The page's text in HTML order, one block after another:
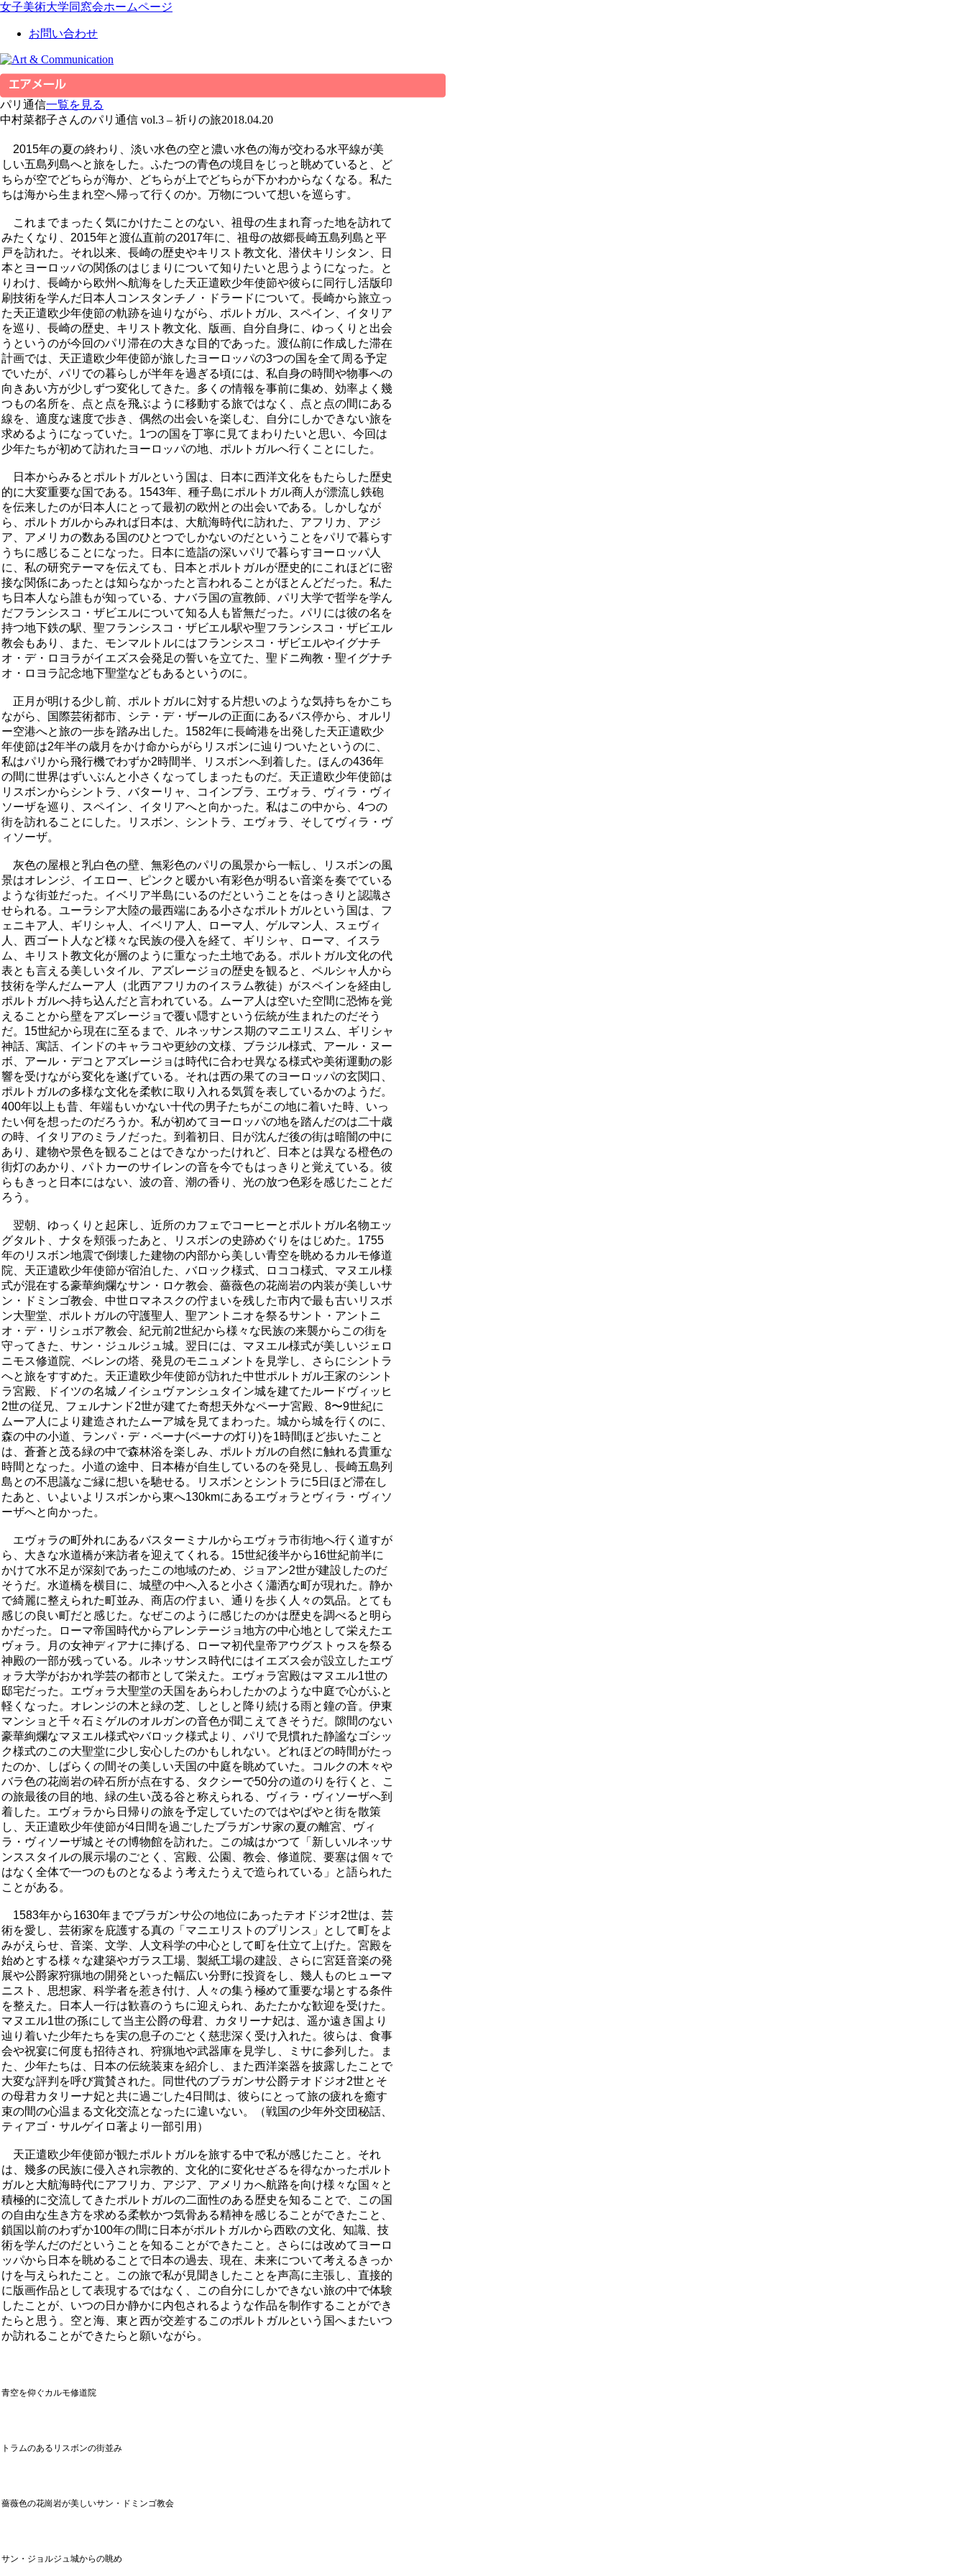
女子美術大学同窓会ホームページ
お問い合わせ
パリ通信一覧を見る
中村菜都子さんのパリ通信 vol.3 – 祈りの旅2018.04.20
2015年の夏の終わり、淡い水色の空と濃い水色の海が交わる水平線が美
しい五島列島へと旅をした。ふたつの青色の境目をじっと眺めていると、ど
ちらが空でどちらが海か、どちらが上でどちらが下かわからなくなる。私た
ちは海から生まれ空へ帰って行くのか。万物について想いを巡らす。
これまでまったく気にかけたことのない、祖母の生まれ育った地を訪れて
みたくなり、2015年と渡仏直前の2017年に、祖母の故郷長崎五島列島と平
戸を訪れた。それ以来、長崎の歴史やキリスト教文化、潜伏キリシタン、日
本とヨーロッパの関係のはじまりについて知りたいと思うようになった。と
りわけ、長崎から欧州へ航海をした天正遣欧少年使節や彼らに同行し活版印
刷技術を学んだ日本人コンスタンチノ・ドラードについて。長崎から旅立っ
た天正遣欧少年使節の軌跡を辿りながら、ポルトガル、スペイン、イタリア
を巡り、長崎の歴史、キリスト教文化、版画、自分自身に、ゆっくりと出会
うというのが今回のパリ滞在の大きな目的であった。渡仏前に作成した滞在
計画では、天正遣欧少年使節が旅したヨーロッパの3つの国を全て周る予定
でいたが、パリでの暮らしが半年を過ぎる頃には、私自身の時間や物事への
向きあい方が少しずつ変化してきた。多くの情報を事前に集め、効率よく幾
つもの名所を、点と点を飛ぶように移動する旅ではなく、点と点の間にある
線を、適度な速度で歩き、偶然の出会いを楽しむ、自分にしかできない旅を
求めるようになっていた。1つの国を丁寧に見てまわりたいと思い、今回は
少年たちが初めて訪れたヨーロッパの地、ポルトガルへ行くことにした。
日本からみるとポルトガルという国は、日本に西洋文化をもたらした歴史
的に大変重要な国である。1543年、種子島にポルトガル商人が漂流し鉄砲
を伝来したのが日本人にとって最初の欧州との出会いである。しかしなが
ら、ポルトガルからみれば日本は、大航海時代に訪れた、アフリカ、アジ
ア、アメリカの数ある国のひとつでしかないのだということをパリで暮らす
うちに感じることになった。日本に造詣の深いパリで暮らすヨーロッパ人
に、私の研究テーマを伝えても、日本とポルトガルが歴史的にこれほどに密
接な関係にあったとは知らなかったと言われることがほとんどだった。私た
ち日本人なら誰もが知っている、ナバラ国の宣教師、パリ大学で哲学を学ん
だフランシスコ・ザビエルについて知る人も皆無だった。パリには彼の名を
持つ地下鉄の駅、聖フランシスコ・ザビエル駅や聖フランシスコ・ザビエル
教会もあり、また、モンマルトルにはフランシスコ・ザビエルやイグナチ
オ・デ・ロヨラがイエズス会発足の誓いを立てた、聖ドニ殉教・聖イグナチ
オ・ロヨラ記念地下聖堂などもあるというのに。
正月が明ける少し前、ポルトガルに対する片想いのような気持ちをかこち
ながら、国際芸術都市、シテ・デ・ザールの正面にあるバス停から、オルリ
ー空港へと旅の一歩を踏み出した。1582年に長崎港を出発した天正遣欧少
年使節は2年半の歳月をかけ命からがらリスボンに辿りついたというのに、
私はパリから飛行機でわずか2時間半、リスボンへ到着した。ほんの436年
の間に世界はずいぶんと小さくなってしまったものだ。天正遣欧少年使節は
リスボンからシントラ、バターリャ、コインブラ、エヴォラ、ヴィラ・ヴィ
ソーザを巡り、スペイン、イタリアへと向かった。私はこの中から、4つの
街を訪れることにした。リスボン、シントラ、エヴォラ、そしてヴィラ・ヴ
ィソーザ。
灰色の屋根と乳白色の壁、無彩色のパリの風景から一転し、リスボンの風
景はオレンジ、イエロー、ピンクと暖かい有彩色が明るい音楽を奏でている
ような街並だった。イベリア半島にいるのだということをはっきりと認識さ
せられる。ユーラシア大陸の最西端にある小さなポルトガルという国は、フ
ェニキア人、ギリシャ人、イベリア人、ローマ人、ゲルマン人、スェヴィ
人、西ゴート人など様々な民族の侵入を経て、ギリシャ、ローマ、イスラ
ム、キリスト教文化が層のように重なった土地である。ポルトガル文化の代
表とも言える美しいタイル、アズレージョの歴史を観ると、ペルシャ人から
技術を学んだムーア人（北西アフリカのイスラム教徒）がスペインを経由し
ポルトガルへ持ち込んだと言われている。ムーア人は空いた空間に恐怖を覚
えることから壁をアズレージョで覆い隠すという伝統が生まれたのだそう
だ。15世紀から現在に至るまで、ルネッサンス期のマニエリスム、ギリシャ
神話、寓話、インドのキャラコや更紗の文様、ブラジル様式、アール・ヌー
ボ、アール・デコとアズレージョは時代に合わせ異なる様式や美術運動の影
響を受けながら変化を遂げている。それは西の果てのヨーロッパの玄関口、
ポルトガルの多様な文化を柔軟に取り入れる気質を表しているかのようだ。
400年以上も昔、年端もいかない十代の男子たちがこの地に着いた時、いっ
たい何を想ったのだろうか。私が初めてヨーロッパの地を踏んだのは二十歳
の時、イタリアのミラノだった。到着初日、日が沈んだ後の街は暗闇の中に
あり、建物や景色を観ることはできなかったけれど、日本とは異なる橙色の
街灯のあかり、パトカーのサイレンの音を今でもはっきりと覚えている。彼
らもきっと日本にはない、波の音、潮の香り、光の放つ色彩を感じたことだ
ろう。
翌朝、ゆっくりと起床し、近所のカフェでコーヒーとポルトガル名物エッ
グタルト、ナタを頬張ったあと、リスボンの史跡めぐりをはじめた。1755
年のリスボン地震で倒壊した建物の内部から美しい青空を眺めるカルモ修道
院、天正遣欧少年使節が宿泊した、バロック様式、ロココ様式、マヌエル様
式が混在する豪華絢爛なサン・ロケ教会、薔薇色の花崗岩の内装が美しいサ
ン・ドミンゴ教会、中世ロマネスクの佇まいを残した市内で最も古いリスボ
ン大聖堂、ポルトガルの守護聖人、聖アントニオを祭るサント・アントニ
オ・デ・リシュボア教会、紀元前2世紀から様々な民族の来襲からこの街を
守ってきた、サン・ジュルジュ城。翌日には、マヌエル様式が美しいジェロ
ニモス修道院、ベレンの塔、発見のモニュメントを見学し、さらにシントラ
へと旅をすすめた。天正遣欧少年使節が訪れた中世ポルトガル王家のシント
ラ宮殿、ドイツの名城ノイシュヴァンシュタイン城を建てたルードヴィッヒ
2世の従兄、フェルナンド2世が建てた奇想天外なペーナ宮殿、8〜9世紀に
ムーア人により建造されたムーア城を見てまわった。城から城を行くのに、
森の中の小道、ランパ・デ・ペーナ(ペーナの灯り)を1時間ほど歩いたこと
は、蒼蒼と茂る緑の中で森林浴を楽しみ、ポルトガルの自然に触れる貴重な
時間となった。小道の途中、日本椿が自生しているのを発見し、長崎五島列
島との不思議なご縁に想いを馳せる。リスボンとシントラに5日ほど滞在し
たあと、いよいよリスボンから東へ130kmにあるエヴォラとヴィラ・ヴィソ
ーザへと向かった。
エヴォラの町外れにあるバスターミナルからエヴォラ市街地へ行く道すが
ら、大きな水道橋が来訪者を迎えてくれる。15世紀後半から16世紀前半に
かけて水不足が深刻であったこの地域のため、ジョアン2世が建設したのだ
そうだ。水道橋を横目に、城壁の中へ入ると小さく瀟洒な町が現れた。静か
で綺麗に整えられた町並み、商店の佇まい、通りを歩く人々の気品。とても
感じの良い町だと感じた。なぜこのように感じたのかは歴史を調べると明ら
かだった。ローマ帝国時代からアレンテージョ地方の中心地として栄えたエ
ヴォラ。月の女神ディアナに捧げる、ローマ初代皇帝アウグストゥスを祭る
神殿の一部が残っている。ルネッサンス時代にはイエズス会が設立したエヴ
ォラ大学がおかれ学芸の都市として栄えた。エヴォラ宮殿はマヌエル1世の
邸宅だった。エヴォラ大聖堂の天国をあらわしたかのような中庭で心がふと
軽くなった。オレンジの木と緑の芝、しとしと降り続ける雨と鐘の音。伊東
マンショと千々石ミゲルのオルガンの音色が聞こえてきそうだ。隙間のない
豪華絢爛なマヌエル様式やバロック様式より、パリで見慣れた静謐なゴシッ
ク様式のこの大聖堂に少し安心したのかもしれない。どれほどの時間がたっ
たのか、しばらくの間その美しい天国の中庭を眺めていた。コルクの木々や
バラ色の花崗岩の砕石所が点在する、タクシーで50分の道のりを行くと、こ
の旅最後の目的地、緑の生い茂る谷と称えられる、ヴィラ・ヴィソーザへ到
着した。エヴォラから日帰りの旅を予定していたのではやばやと街を散策
し、天正遣欧少年使節が4日間を過ごしたブラガンサ家の夏の離宮、ヴィ
ラ・ヴィソーザ城とその博物館を訪れた。この城はかつて「新しいルネッサ
ンススタイルの展示場のごとく、宮殿、公園、教会、修道院、要塞は個々で
はなく全体で一つのものとなるよう考えたうえで造られている」と語られた
ことがある。
1583年から1630年までブラガンサ公の地位にあったテオドジオ2世は、芸
術を愛し、芸術家を庇護する真の「マニエリストのプリンス」として町をよ
みがえらせ、音楽、文学、人文科学の中心として町を仕立て上げた。宮殿を
始めとする様々な建築やガラス工場、製紙工場の建設、さらに宮廷音楽の発
展や公爵家狩猟地の開発といった幅広い分野に投資をし、幾人ものヒューマ
ニスト、思想家、科学者を惹き付け、人々の集う極めて重要な場とする条件
を整えた。日本人一行は歓喜のうちに迎えられ、あたたかな歓迎を受けた。
マヌエル1世の孫にして当主公爵の母君、カタリーナ妃は、遥か遠き国より
辿り着いた少年たちを実の息子のごとく慈悲深く受け入れた。彼らは、食事
会や祝宴に何度も招待され、狩猟地や武器庫を見学し、ミサに参列した。ま
た、少年たちは、日本の伝統装束を紹介し、また西洋楽器を披露したことで
大変な評判を呼び賞賛された。同世代のブラガンサ公爵テオドジオ2世とそ
の母君カタリーナ妃と共に過ごした4日間は、彼らにとって旅の疲れを癒す
束の間の心温まる文化交流となったに違いない。（戦国の少年外交団秘話、
ティアゴ・サルゲイロ著より一部引用）
天正遣欧少年使節が観たポルトガルを旅する中で私が感じたこと。それ
は、幾多の民族に侵入され宗教的、文化的に変化せざるを得なかったポルト
ガルと大航海時代にアフリカ、アジア、アメリカへ航路を向け様々な国々と
積極的に交流してきたポルトガルの二面性のある歴史を知ることで、この国
の自由な生き方を求める柔軟かつ気骨ある精神を感じることができたこと、
鎖国以前のわずか100年の間に日本がポルトガルから西欧の文化、知識、技
術を学んだのだということを知ることができたこと。さらには改めてヨーロ
ッパから日本を眺めることで日本の過去、現在、未来について考えるきっか
けを与えられたこと。この旅で私が見聞きしたことを声高に主張し、直接的
に版画作品として表現するではなく、この自分にしかできない旅の中で体験
したことが、いつの日か静かに内包されるような作品を制作することができ
たらと思う。空と海、東と西が交差するこのポルトガルという国へまたいつ
か訪れることができたらと願いながら。
青空を仰ぐカルモ修道院
トラムのあるリスボンの街並み
薔薇色の花崗岩が美しいサン・ドミンゴ教会
サン・ジョルジュ城からの眺め